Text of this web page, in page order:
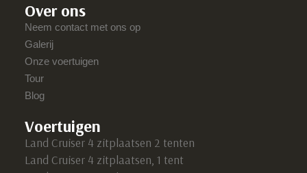
Over ons
Neem contact met ons op
Galerij
Onze voertuigen
Tour
Blog
Voertuigen
Land Cruiser 4 zitplaatsen 2 tenten
Land Cruiser 4 zitplaatsen, 1 tent